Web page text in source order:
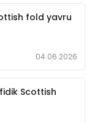
fold yavru
04.06.2026
Scottish